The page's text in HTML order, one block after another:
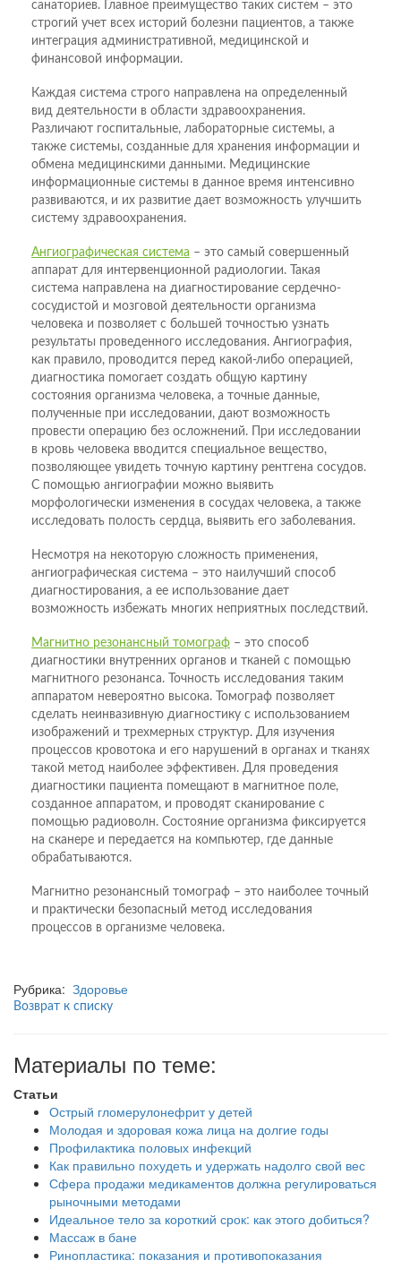
санаториев. Главное преимущество таких систем – это
строгий учет всех историй болезни пациентов, а также
интеграция административной, медицинской и
финансовой информации.
Каждая система строго направлена на определенный
вид деятельности в области здравоохранения.
Различают госпитальные, лабораторные системы, а
также системы, созданные для хранения информации и
обмена медицинскими данными. Медицинские
информационные системы в данное время интенсивно
развиваются, и их развитие дает возможность улучшить
систему здравоохранения.
Ангиографическая система – это самый совершенный
аппарат для интервенционной радиологии. Такая
система направлена на диагностирование сердечно-
сосудистой и мозговой деятельности организма
человека и позволяет с большей точностью узнать
результаты проведенного исследования. Ангиография,
как правило, проводится перед какой-либо операцией,
диагностика помогает создать общую картину
состояния организма человека, а точные данные,
полученные при исследовании, дают возможность
провести операцию без осложнений. При исследовании
в кровь человека вводится специальное вещество,
позволяющее увидеть точную картину рентгена сосудов.
С помощью ангиографии можно выявить
морфологически изменения в сосудах человека, а также
исследовать полость сердца, выявить его заболевания.
Несмотря на некоторую сложность применения,
ангиографическая система – это наилучший способ
диагностирования, а ее использование дает
возможность избежать многих неприятных последствий.
Магнитно резонансный томограф – это способ
диагностики внутренних органов и тканей с помощью
магнитного резонанса. Точность исследования таким
аппаратом невероятно высока. Томограф позволяет
сделать неинвазивную диагностику с использованием
изображений и трехмерных структур. Для изучения
процессов кровотока и его нарушений в органах и тканях
такой метод наиболее эффективен. Для проведения
диагностики пациента помещают в магнитное поле,
созданное аппаратом, и проводят сканирование с
помощью радиоволн. Состояние организма фиксируется
на сканере и передается на компьютер, где данные
обрабатываются.
Магнитно резонансный томограф – это наиболее точный
и практически безопасный метод исследования
процессов в организме человека.
Рубрика: Здоровье
Возврат к списку
Материалы по теме:
Статьи
Острый гломерулонефрит у детей
Молодая и здоровая кожа лица на долгие годы
Профилактика половых инфекций
Как правильно похудеть и удержать надолго свой вес
Сфера продажи медикаментов должна регулироваться
рыночными методами
Идеальное тело за короткий срок: как этого добиться?
Массаж в бане
Ринопластика: показания и противопоказания